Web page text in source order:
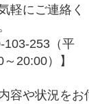
軽にご連絡く
103-253（平
20:00）】
容や状況をお